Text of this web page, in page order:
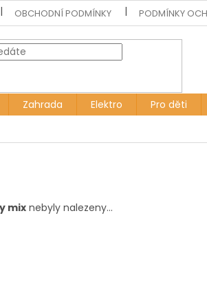
OBCHODNÍ PODMÍNKY PODMÍNKY
Zahrada Elektro Pro děti
mixnebyly nalezeny...